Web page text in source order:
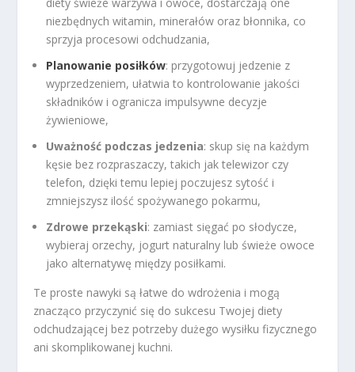
diety świeże warzywa i owoce, dostarczają one
niezbędnych witamin, minerałów oraz błonnika, co
sprzyja procesowi odchudzania,
Planowanie posiłków: przygotowuj jedzenie z
wyprzedzeniem, ułatwia to kontrolowanie jakości
składników i ogranicza impulsywne decyzje
żywieniowe,
Uważność podczas jedzenia: skup się na każdym
kęsie bez rozpraszaczy, takich jak telewizor czy
telefon, dzięki temu lepiej poczujesz sytość i
zmniejszysz ilość spożywanego pokarmu,
Zdrowe przekąski: zamiast sięgać po słodycze,
wybieraj orzechy, jogurt naturalny lub świeże owoce
jako alternatywę między posiłkami.
Te proste nawyki są łatwe do wdrożenia i mogą
znacząco przyczynić się do sukcesu Twojej diety
odchudzającej bez potrzeby dużego wysiłku fizycznego
ani skomplikowanej kuchni.